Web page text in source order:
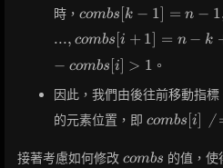
時， combs[k-1]
= n - 1,
combs[k-2]
= n - 2, ...,
= n - k + (i
+ 1)
combs k − 1 = n − 1
..., combs i + 1 = n − k
− combs [i] > 1 。
因此，我們由後往前移動指標
的元素位置，即 combs[i]
\neq n -
k + i
combs [i] 
接著考慮如何修改 combs
combs 的值，使